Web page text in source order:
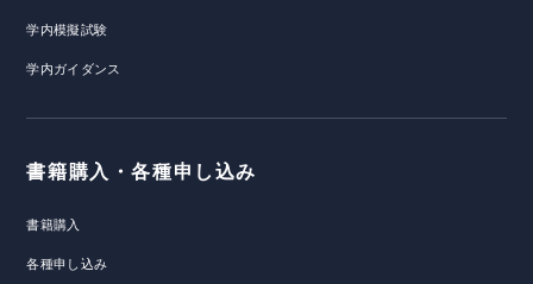
学内模擬試験
学内ガイダンス
書籍購入・各種申し込み
書籍購入
各種申し込み